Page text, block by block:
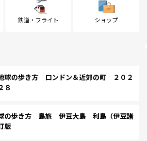
鉄道・フライト ショップ
球の歩き方 ロンドン＆近郊の町 ２０２
８
の歩き方 島旅 伊豆大島 利島（伊豆諸
版